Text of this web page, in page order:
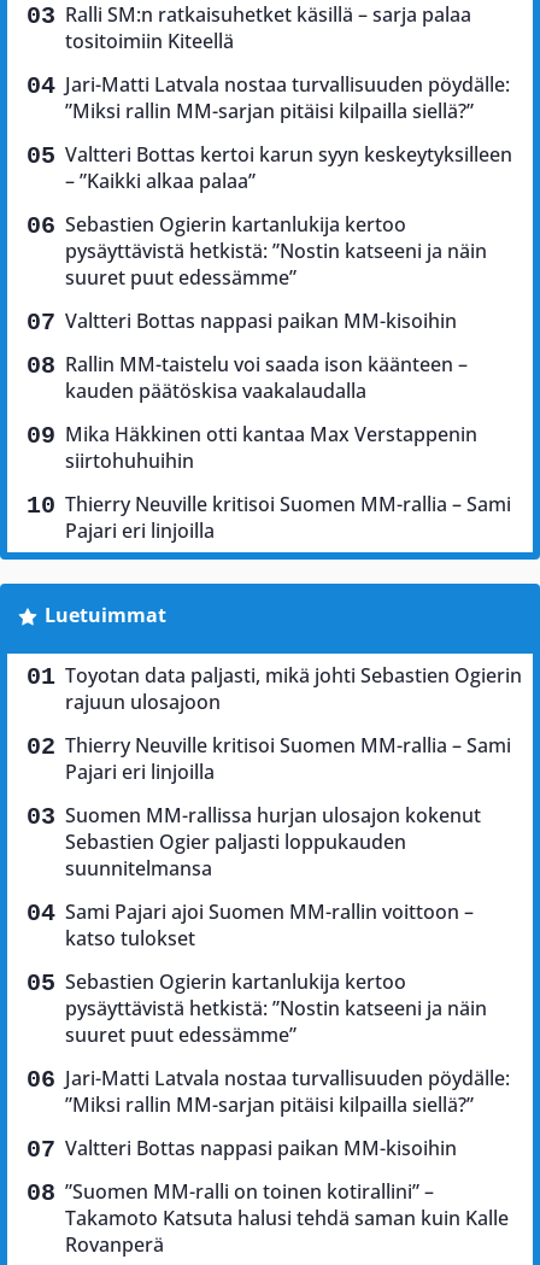
Ralli SM:n ratkaisuhetket käsillä – sarja palaa
tositoimiin Kiteellä
Jari-Matti Latvala nostaa turvallisuuden pöydälle:
”Miksi rallin MM-sarjan pitäisi kilpailla siellä?”
Valtteri Bottas kertoi karun syyn keskeytyksilleen
– ”Kaikki alkaa palaa”
Sebastien Ogierin kartanlukija kertoo
pysäyttävistä hetkistä: ”Nostin katseeni ja näin
suuret puut edessämme”
Valtteri Bottas nappasi paikan MM-kisoihin
Rallin MM-taistelu voi saada ison käänteen –
kauden päätöskisa vaakalaudalla
Mika Häkkinen otti kantaa Max Verstappenin
siirtohuhuihin
Thierry Neuville kritisoi Suomen MM-rallia – Sami
Pajari eri linjoilla
Luetuimmat
Toyotan data paljasti, mikä johti Sebastien Ogierin
rajuun ulosajoon
Thierry Neuville kritisoi Suomen MM-rallia – Sami
Pajari eri linjoilla
Suomen MM-rallissa hurjan ulosajon kokenut
Sebastien Ogier paljasti loppukauden
suunnitelmansa
Sami Pajari ajoi Suomen MM-rallin voittoon –
katso tulokset
Sebastien Ogierin kartanlukija kertoo
pysäyttävistä hetkistä: ”Nostin katseeni ja näin
suuret puut edessämme”
Jari-Matti Latvala nostaa turvallisuuden pöydälle:
”Miksi rallin MM-sarjan pitäisi kilpailla siellä?”
Valtteri Bottas nappasi paikan MM-kisoihin
”Suomen MM-ralli on toinen kotirallini” –
Takamoto Katsuta halusi tehdä saman kuin Kalle
Rovanperä